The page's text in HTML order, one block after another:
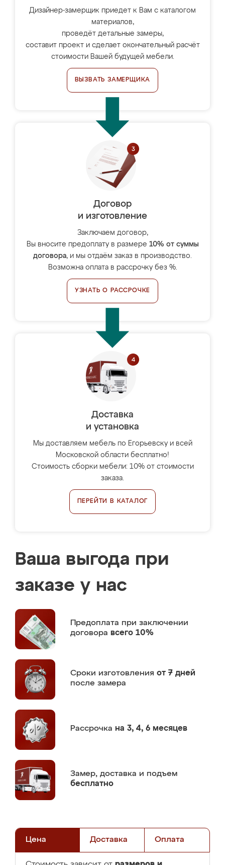
Дизайнер-замерщик приедет к Вам с каталогом
материалов,
проведёт детальные замеры,
составит проект и сделает окончательный расчёт
стоимости Вашей будущей мебели.
ВЫЗВАТЬ ЗАМЕРЩИКА
Договор
и изготовление
Заключаем договор,
Вы вносите предоплату в размере 10% от суммы
договора, и мы отдаём заказ в производство.
Возможна оплата в рассрочку без %.
УЗНАТЬ О РАССРОЧКЕ
Доставка
и установка
Мы доставляем мебель по Егорьевску и всей
Московской области бесплатно!
Стоимость сборки мебели: 10% от стоимости
заказа.
ПЕРЕЙТИ В КАТАЛОГ
Ваша выгода при
заказе у нас
Предоплата при заключении
договора всего 10%
Сроки изготовления от 7 дней
после замера
Рассрочка на 3, 4, 6 месяцев
Замер, доставка и подъем
бесплатно
Цена Доставка Оплата